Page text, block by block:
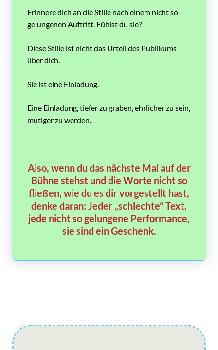
Erinnere dich an die Stille nach einem nicht so
gelungenen Auftritt. Fühlst du sie?
Diese Stille ist nicht das Urteil des Publikums
über dich.
Sie ist eine Einladung.
Eine Einladung, tiefer zu graben, ehrlicher zu sein,
mutiger zu werden.
Also, wenn du das nächste Mal auf der
Bühne stehst und die Worte nicht so
fließen, wie du es dir vorgestellt hast,
denke daran: Jeder „schlechte“ Text,
jede nicht so gelungene Performance,
sie sind ein Geschenk.